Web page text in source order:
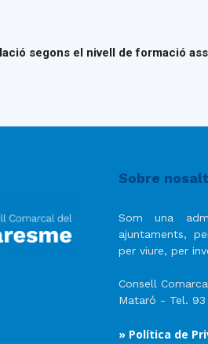
segons el nivell de formació
Sobre
Som una
ajuntaments,
per viure, per
Consell
Mataró - Tel. 93
» Política de